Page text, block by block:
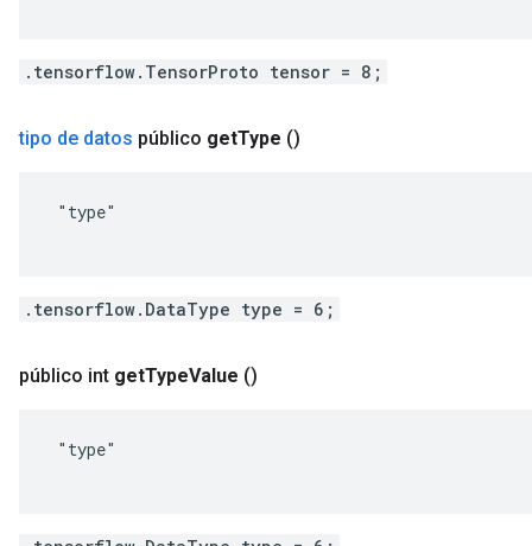
.tensorflow.TensorProto tensor = 8;
tipo de datos público getType ()
"type"
.tensorflow.DataType type = 6;
público int getTypeValue ()
"type"